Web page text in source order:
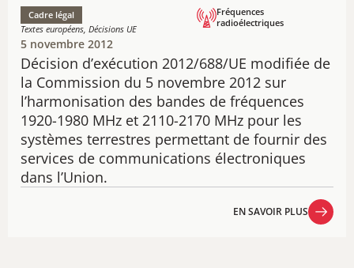
Décision d’exécution 2012/688/UE modifiée de
la Commission du 5 novembre 2012 sur
l’harmonisation des bandes de fréquences
1920-1980 MHz et 2110-2170 MHz pour les
systèmes terrestres permettant de fournir des
services de communications électroniques
dans l’Union.
Cadre légal
Textes européens, Décisions UE
Fréquences
radioélectriques
5 novembre 2012
EN SAVOIR PLUS